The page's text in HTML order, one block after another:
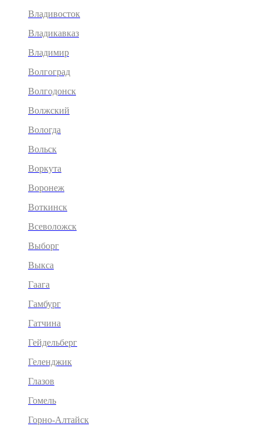
Владивосток
Владикавказ
Владимир
Волгоград
Волгодонск
Волжский
Вологда
Вольск
Воркута
Воронеж
Воткинск
Всеволожск
Выборг
Выкса
Гаага
Гамбург
Гатчина
Гейдельберг
Геленджик
Глазов
Гомель
Горно-Алтайск